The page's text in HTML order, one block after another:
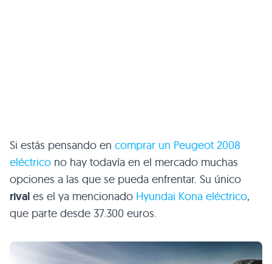
Si estás pensando en comprar un Peugeot 2008
eléctrico no hay todavía en el mercado muchas
opciones a las que se pueda enfrentar. Su único
rival es el ya mencionado Hyundai Kona eléctrico,
que parte desde 37.300 euros.